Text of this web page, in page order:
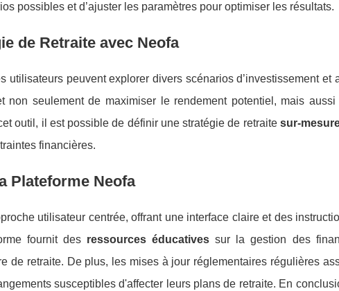
possibles et d’ajuster les paramètres pour optimiser les résultats.
de Retraite avec Neofa
utilisateurs peuvent explorer divers scénarios d’investissement et
non seulement de maximiser le rendement potentiel, mais
outil, il est possible de définir une stratégie de retraite sur-
financières.
Plateforme Neofa
utilisateur centrée, offrant une interface claire et des
fournit des ressources éducatives sur la gestion des
de retraite. De plus, les mises à jour réglementaires régulières
susceptibles d'affecter leurs plans de retraite. En